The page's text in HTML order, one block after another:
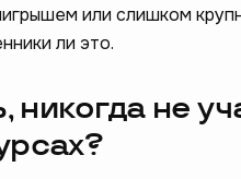
или слишком
ли это.
никогда не